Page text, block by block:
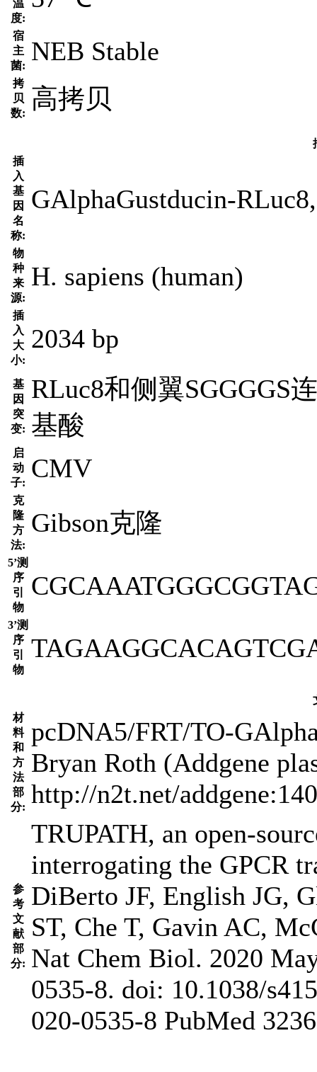
温
度:
宿
主
菌: NEB Stable
拷
贝
数: 高拷贝
插
入
基
因
名
称:
GAlphaGustducin-
物
种
来
源:
H. sapiens (human)
插
入
大
小:
2034 bp
基
因
突
变:
RLuc8和侧翼SGGGGS
基酸
启
动
子: CMV
克
隆
方
法:
Gibson克隆
5’测
序
引
物
3’测
序
引
物
材
料
和
方
法
部
分:
pcDNA5/FRT/TO-
Bryan Roth (Addgene
http://n2t.net/
参
考
文
献
部
分:
TRUPATH, an open-
interrogating the GPCR
DiBerto JF, English JG,
ST, Che T, Gavin AC,
Nat Chem Biol. 2020
0535-8. doi: 10.1038/
020-0535-8 PubMed